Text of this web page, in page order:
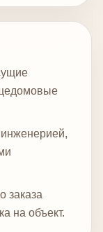
заказа
на объект.